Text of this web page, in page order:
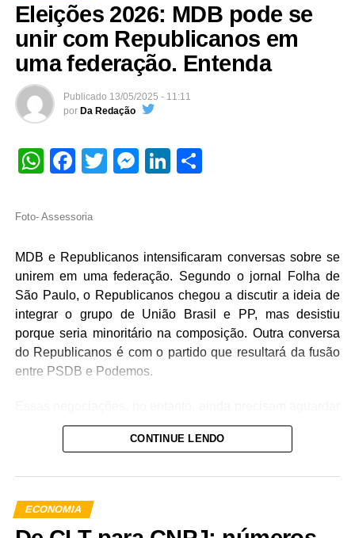
Eleições 2026: MDB pode se
unir com Republicanos em
uma federação. Entenda
Publicado 13/05/2025 - 11:11
por Da Redação
WhatsApp
Facebook
TwitterMessenger
LinkedIn
Foto- Assessoria
MDB e Republicanos intensificaram conversas sobre se
unirem em uma federação. Segundo o jornal Folha de
São Paulo, o Republicanos chegou a discutir a ideia de
integrar o grupo de União Brasil e PP, mas desistiu
porque seria minoritário na composição. Outra conversa
do Republicanos é com o partido que resultará da fusão
entre PSDB e Podemos.
a concretização dessa união para começarem de fato. No
MDB, a ideia da federação começou a ser debatida no
Marcos Pereira, mas ganhou adeptos entre diversas alas
do emedebismo após o anúncio da União Progressista.
CONTINUE LENDO
ECONOMIA